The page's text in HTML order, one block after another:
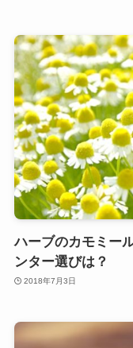
ハーブのカモミー
ンター選びは？
2018年7月3日